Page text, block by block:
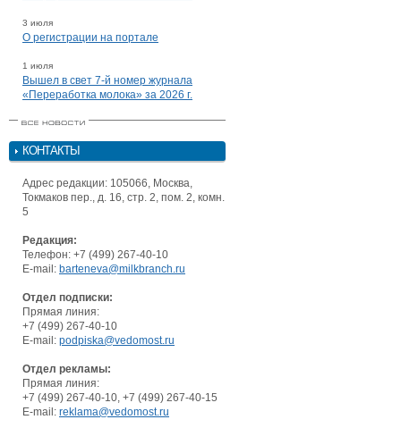
3 июля
О регистрации на портале
1 июля
Вышел в свет 7-й номер журнала
«Переработка молока» за 2026 г.
КОНТАКТЫ
Адрес редакции: 105066, Москва,
Токмаков пер., д. 16, стр. 2, пом. 2, комн.
5
Редакция:
Телефон: +7 (499) 267-40-10
E-mail: barteneva@milkbranch.ru
Отдел подписки:
Прямая линия:
+7 (499) 267-40-10
E-mail: podpiska@vedomost.ru
Отдел рекламы:
Прямая линия:
+7 (499) 267-40-10, +7 (499) 267-40-15
E-mail: reklama@vedomost.ru